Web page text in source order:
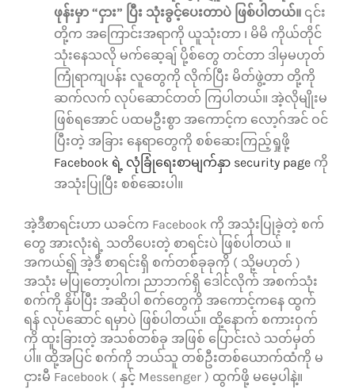
ဖုန်းမှာ “ငှား” ပြီး သုံးခွင့်ပေးတာပဲ ဖြစ်ပါတယ်။ ၎င်း
တို့က အကြောင်းအရာကို ယူသုံးတာ ၊ မိမိ ကိုယ်တိုင်
သုံးနေသလို မက်ဆေ့ချ် ပို့စ်တွေ တင်တာ ဒါမှမဟုတ်
ကြုံရာကျပန်း လူတွေကို လိုက်ပြီး မိတ်ဖွဲ့တာ တို့ကို
ဆက်လက် လုပ်ဆောင်တတ် ကြပါတယ်။ အဲ့လိုမျိုးမ
ဖြစ်ရအောင် ပထမဦးစွာ အကောင့်က လော့ဂ်အင် ဝင်
ပြီးတဲ့ အခြား နေရာတွေကို စစ်ဆေးကြည့်ရှုဖို့
Facebook ရဲ့ လုံခြုံရေးစာမျက်နှာ security page ကို
အသုံးပြုပြီး စစ်ဆေးပါ။
အဲ့ဒီစာရင်းဟာ ယခင်က Facebook ကို အသုံးပြုခဲ့တဲ့ စက်
တွေ အားလုံးရဲ့ သတိပေးတဲ့ စာရင်းပဲ ဖြစ်ပါတယ် ။
အကယ်၍ အဲ့ဒီ စာရင်းရှိ စက်တစ်ခုခုကို ( သို့မဟုတ် )
အသုံး မပြုတော့ပါက၊ ညာဘက်ရှိ ဒေါင်လိုက် အစက်သုံး
စက်ကို နှိပ်ပြီး အဆိုပါ စက်တွေကို အကောင့်ကနေ ထွက်
ရန် လုပ်ဆောင် ရမှာပဲ ဖြစ်ပါတယ်။ ထို့နောက် စကားဝှက်
ကို ထူးခြားတဲ့ အသစ်တစ်ခု အဖြစ် ပြောင်းလဲ သတ်မှတ်
ပါ။ ထို့အပြင် စက်ကို ဘယ်သူ တစ်ဦးတစ်ယောက်ထံကို မ
ငှားမီ Facebook ( နှင့် Messenger ) ထွက်ဖို့ မမေ့ပါနဲ့။